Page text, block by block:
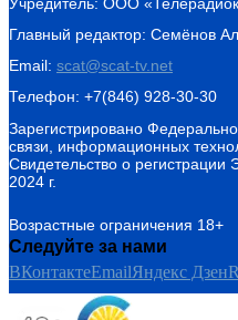
Учредитель: ООО
Главный редактор: Семёнов
Email: scat@scat-tv.net
Телефон: +7(846) 928-30-30
Зарегистрировано
связи, информационных
Свидетельство о
2024 г.
Возрастные ограничения 18+
Следуйте за нами
ВКонтактеEmailЯндекс Дзен